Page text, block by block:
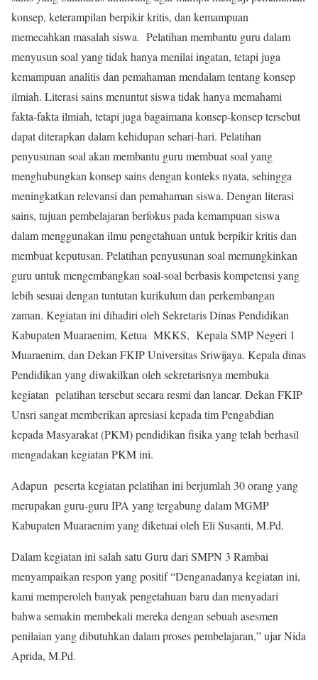
konsep, keterampilan berpikir kritis, dan kemampuan
memecahkan masalah siswa. Pelatihan membantu guru dalam
menyusun soal yang tidak hanya menilai ingatan, tetapi juga
kemampuan analitis dan pemahaman mendalam tentang konsep
ilmiah. Literasi sains menuntut siswa tidak hanya memahami
fakta-fakta ilmiah, tetapi juga bagaimana konsep-konsep tersebut
dapat diterapkan dalam kehidupan sehari-hari. Pelatihan
penyusunan soal akan membantu guru membuat soal yang
menghubungkan konsep sains dengan konteks nyata, sehingga
meningkatkan relevansi dan pemahaman siswa. Dengan literasi
sains, tujuan pembelajaran berfokus pada kemampuan siswa
dalam menggunakan ilmu pengetahuan untuk berpikir kritis dan
membuat keputusan. Pelatihan penyusunan soal memungkinkan
guru untuk mengembangkan soal-soal berbasis kompetensi yang
lebih sesuai dengan tuntutan kurikulum dan perkembangan
zaman. Kegiatan ini dihadiri oleh Sekretaris Dinas Pendidikan
Kabupaten Muaraenim, Ketua MKKS, Kepala SMP Negeri 1
Muaraenim, dan Dekan FKIP Universitas Sriwijaya. Kepala dinas
Pendidikan yang diwakilkan oleh sekretarisnya membuka
kegiatan pelatihan tersebut secara resmi dan lancar. Dekan FKIP
Unsri sangat memberikan apresiasi kepada tim Pengabdian
kepada Masyarakat (PKM) pendidikan fisika yang telah berhasil
mengadakan kegiatan PKM ini.
Adapun peserta kegiatan pelatihan ini berjumlah 30 orang yang
merupakan guru-guru IPA yang tergabung dalam MGMP
Kabupaten Muaraenim yang diketuai oleh Eli Susanti, M.Pd.
Dalam kegiatan ini salah satu Guru dari SMPN 3 Rambai
menyampaikan respon yang positif “Denganadanya kegiatan ini,
kami memperoleh banyak pengetahuan baru dan menyadari
bahwa semakin membekali mereka dengan sebuah asesmen
penilaian yang dibutuhkan dalam proses pembelajaran,” ujar Nida
Aprida, M.Pd.